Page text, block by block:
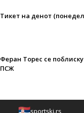
Тикет на денот
Феран Торес се
ПСЖ
sportski.rs